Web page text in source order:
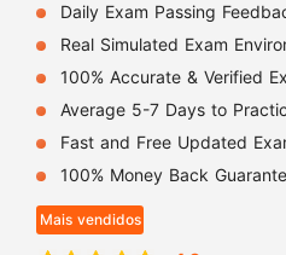
Daily Exam Passing
Real Simulated Exam
100% Accurate & Verified
Average 5-7 Days to
Fast and Free Updated
100% Money Back
Mais vendidos